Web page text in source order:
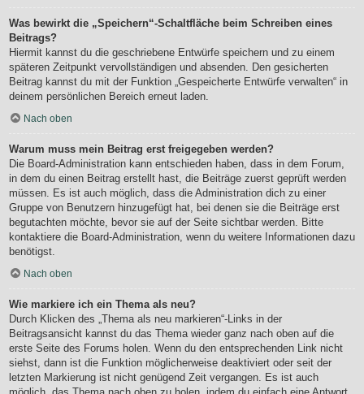
Was bewirkt die „Speichern“-Schaltfläche beim Schreiben eines
Beitrags?
Hiermit kannst du die geschriebene Entwürfe speichern und zu einem
späteren Zeitpunkt vervollständigen und absenden. Den gesicherten
Beitrag kannst du mit der Funktion „Gespeicherte Entwürfe verwalten“ in
deinem persönlichen Bereich erneut laden.
Nach oben
Warum muss mein Beitrag erst freigegeben werden?
Die Board-Administration kann entschieden haben, dass in dem Forum,
in dem du einen Beitrag erstellt hast, die Beiträge zuerst geprüft werden
müssen. Es ist auch möglich, dass die Administration dich zu einer
Gruppe von Benutzern hinzugefügt hat, bei denen sie die Beiträge erst
begutachten möchte, bevor sie auf der Seite sichtbar werden. Bitte
kontaktiere die Board-Administration, wenn du weitere Informationen dazu
benötigst.
Nach oben
Wie markiere ich ein Thema als neu?
Durch Klicken des „Thema als neu markieren“-Links in der
Beitragsansicht kannst du das Thema wieder ganz nach oben auf die
erste Seite des Forums holen. Wenn du den entsprechenden Link nicht
siehst, dann ist die Funktion möglicherweise deaktiviert oder seit der
letzten Markierung ist nicht genügend Zeit vergangen. Es ist auch